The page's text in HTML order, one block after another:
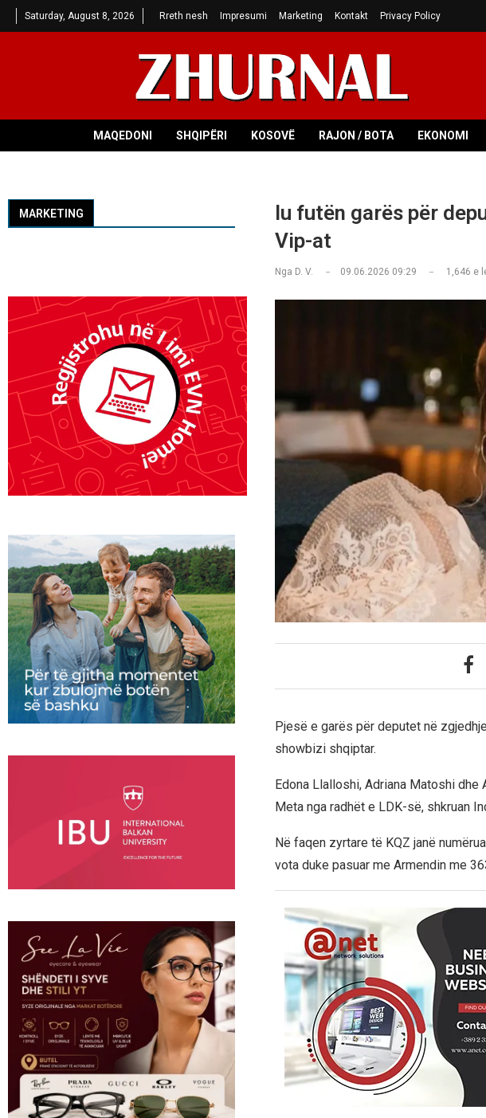
Saturday, August 8, 2026 Rreth nesh Impresumi Marketing Kontakt Privacy Policy
MAQEDONI SHQIPËRI KOSOVË RAJON / BOTA EKONOMI
Iu futën garës për
Vip-at
Nga D. V. 09.06.2026 09:29 1,646 e
Pjesë e garës për deputet në
showbizi shqiptar.
Edona Llalloshi, Adriana Matoshi
Meta nga radhët e LDK-së, shkruan
Në faqen zyrtare të KQZ janë
vota duke pasuar me Armendin me
MARKETING